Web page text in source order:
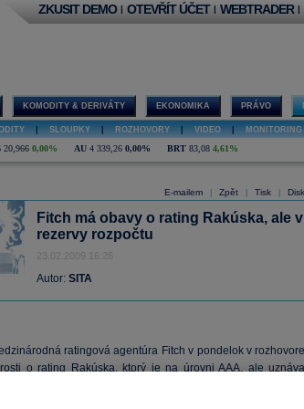
ZKUSIT DEMO | OTEVŘÍT ÚČET | WEBTRADER |
KOMODITY & DERIVÁTY EKONOMIKA PRÁVO
SLOUPKY ROZHOVORY VIDEO MONITORING
20,966 0,00% AU 4 339,26 0,00% BRT 83,08 4,61%
E-mailem Zpět Tisk
Fitch má obavy o rating Rakúska, ale
rezervy rozpočtu
23.02.2009 16:26
Autor: SITA
ratingová agentúra Fitch v pondelok v
o rating Rakúska, ktorý je na úrovni AAA, ale